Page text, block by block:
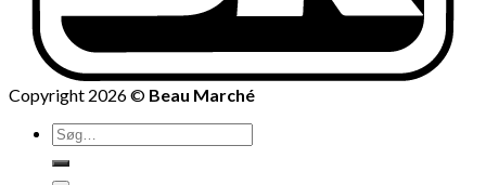
Copyright 2026 © Beau Marché
Søg
efter: